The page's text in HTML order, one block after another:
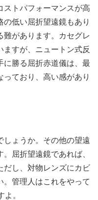
ストパフォーマンスが高
低い屈折望遠鏡もあり
難があります。カセグレ
ますが、ニュートン式反
に勝る屈折赤道儀は、最
ており、高い感があり
しょうか。その他の望遠
屈折望遠鏡であれば、
だし、対物レンズにカビ
。管理人はこれをやって
。